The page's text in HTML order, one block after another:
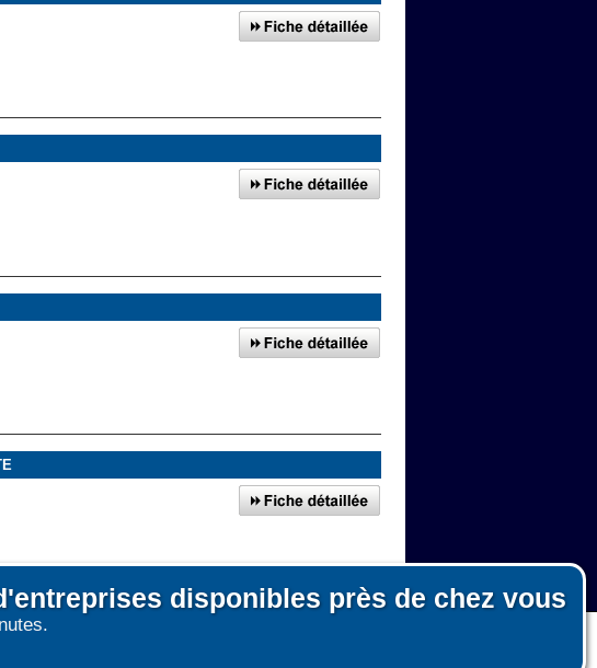
disponibles près de chez vous
la navigation, le fonctionnement du site et les mesures d'audience pour l'éditeur.
ni pour nous ni pour des tiers.